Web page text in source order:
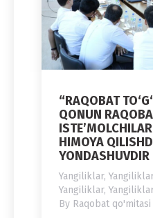
“RAQOBAT
QONUN
HIMOYA
YONDASHUVDIR
Yangiliklar, Yangiliklar
Yangiliklar,
By Raqobat qo'mitasi